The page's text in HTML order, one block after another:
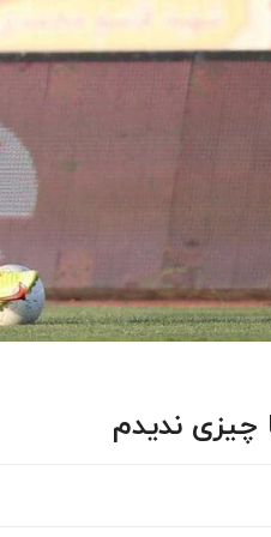
چیزی ندیدم